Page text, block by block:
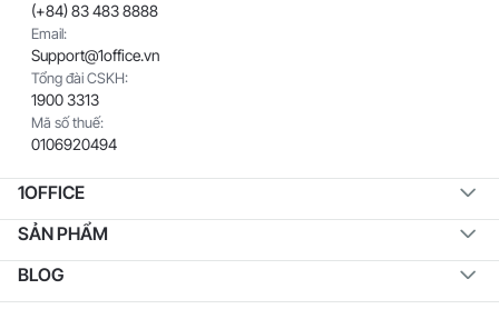
(+84) 83 483 8888
Email:
Support@1office.vn
Tổng đài CSKH:
1900 3313
Mã số thuế:
0106920494
1OFFICE
SẢN PHẨM
BLOG